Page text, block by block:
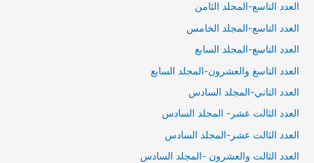
العدد التاسع-المجلد الثامن
العدد التاسع-المجلد الخامس
العدد التاسع-المجلد السابع
العدد التاسغ والعشرون-المجلد السابع
العدد التاني-المجلد السادس
العدد الثالت عشر- المجلد السادس
العدد الثالت عشر-المجلد السادس
العدد الثالت والعشرون -المجلد السادس